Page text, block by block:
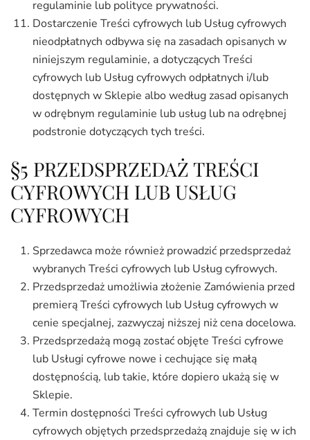
regulaminie lub polityce prywatności.
Dostarczenie Treści cyfrowych lub Usług cyfrowych
nieodpłatnych odbywa się na zasadach opisanych w
niniejszym regulaminie, a dotyczących Treści
cyfrowych lub Usług cyfrowych odpłatnych i/lub
dostępnych w Sklepie albo według zasad opisanych
w odrębnym regulaminie lub usług lub na odrębnej
podstronie dotyczących tych treści.
§5 PRZEDSPRZEDAŻ TREŚCI
CYFROWYCH LUB USŁUG
CYFROWYCH
Sprzedawca może również prowadzić przedsprzedaż
wybranych Treści cyfrowych lub Usług cyfrowych.
Przedsprzedaż umożliwia złożenie Zamówienia przed
premierą Treści cyfrowych lub Usług cyfrowych w
cenie specjalnej, zazwyczaj niższej niż cena docelowa.
Przedsprzedażą mogą zostać objęte Treści cyfrowe
lub Usługi cyfrowe nowe i cechujące się małą
dostępnością, lub takie, które dopiero ukażą się w
Sklepie.
Termin dostępności Treści cyfrowych lub Usług
cyfrowych objętych przedsprzedażą znajduje się w ich